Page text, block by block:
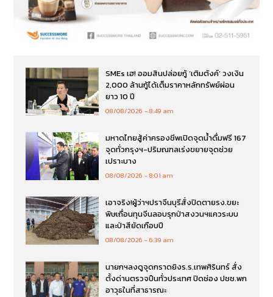
SMEs เฮ! ออมสินปล่อยกู้ ‘เติมตังค์’ วงเงิน
2,000 ล้านกู้ได้เต็มราคาหลักทรัพย์ผ่อน
ยาว 10 ปี
08/08/2026 8:49 am
มหาดไทยสู้ค่าครองชีพเปิดจุดน้ำดื่มฟรี 167
จุดทั่วกรุงฯ-ปริมณฑลเร่งขยายจุดช่วย
เปราะบาง
08/08/2026 8:01 am
เอาจริง!ผู้ว่าฯปราจีนบุรีสั่งปิดตายรง.ขยะ
พิษเถื่อนทุนจีนลอบรุกป่าสงวนฯแควระบบ
และป่าสียัดเกือบปี
08/08/2026 6:39 am
นายกฯลงดูจุดกราดยิงร.ร.เทพศิรินทร์ สั่ง
ตั้งด่านตรวจปืนทั่วประเทศ ปิดช่อง ปชช.พก
อาวุธในที่สาธารณะ